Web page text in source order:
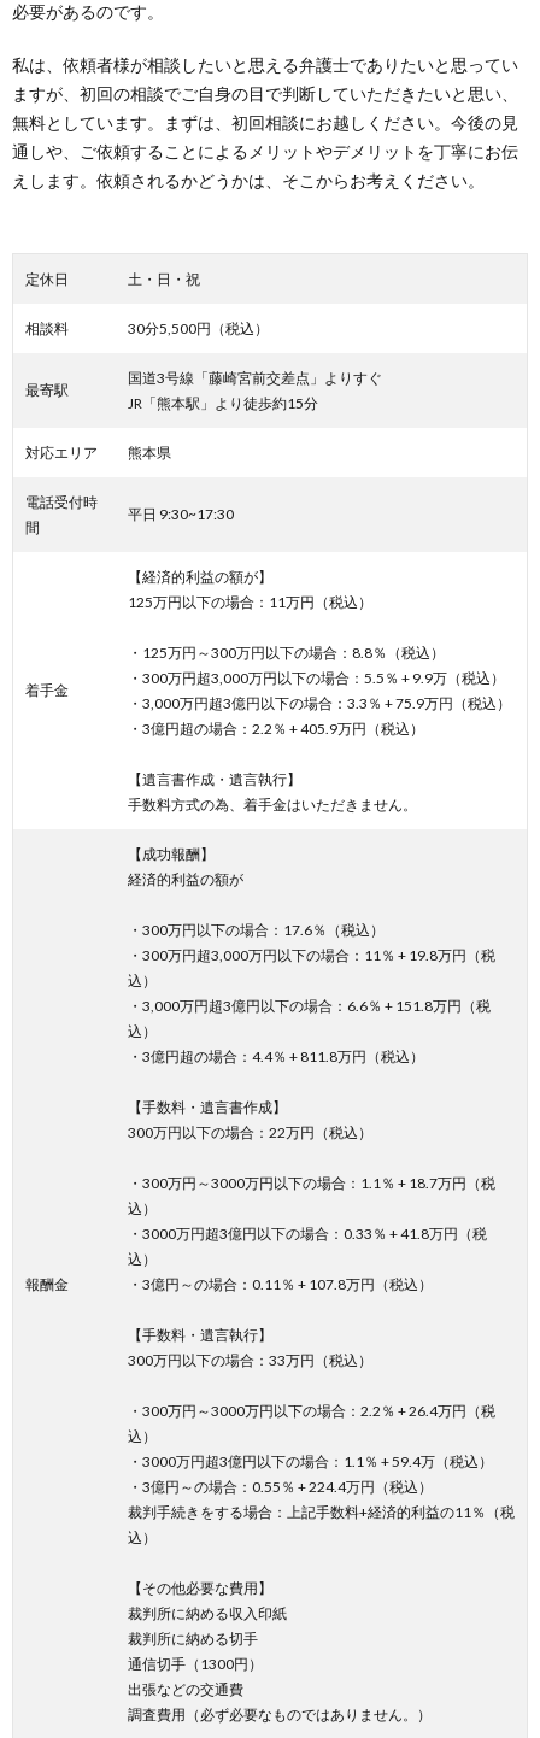
必要があるのです。
私は、依頼者様が相談したいと思える弁護士でありたいと思ってい
ますが、初回の相談でご自身の目で判断していただきたいと思い、
無料としています。まずは、初回相談にお越しください。今後の見
通しや、ご依頼することによるメリットやデメリットを丁寧にお伝
えします。依頼されるかどうかは、そこからお考えください。
定休日 土・日・祝
相談料 30分5,500円（税込）
最寄駅
国道3号線「藤崎宮前交差点」よりすぐ
JR「熊本駅」より徒歩約15分
対応エリア 熊本県
電話受付時
間
平日 9:30~17:30
着手金
【経済的利益の額が】
125万円以下の場合：11万円（税込）
・125万円～300万円以下の場合：8.8％（税込）
・300万円超3,000万円以下の場合：5.5％ + 9.9万（税込）
・3,000万円超3億円以下の場合：3.3％ + 75.9万円（税込）
・3億円超の場合：2.2％ + 405.9万円（税込）
【遺言書作成・遺言執行】
手数料方式の為、着手金はいただきません。
報酬金
【成功報酬】
経済的利益の額が
・300万円以下の場合：17.6％（税込）
・300万円超3,000万円以下の場合：11％ + 19.8万円（税
込）
・3,000万円超3億円以下の場合：6.6％ + 151.8万円（税
込）
・3億円超の場合：4.4％ + 811.8万円（税込）
【手数料・遺言書作成】
300万円以下の場合：22万円（税込）
・300万円～3000万円以下の場合：1.1％ + 18.7万円（税
込）
・3000万円超3億円以下の場合：0.33％ + 41.8万円（税
込）
・3億円～の場合：0.11％ + 107.8万円（税込）
【手数料・遺言執行】
300万円以下の場合：33万円（税込）
・300万円～3000万円以下の場合：2.2％ + 26.4万円（税
込）
・3000万円超3億円以下の場合：1.1％ + 59.4万（税込）
・3億円～の場合：0.55％ + 224.4万円（税込）
裁判手続きをする場合：上記手数料+経済的利益の11％（税
込）
【その他必要な費用】
裁判所に納める収入印紙
裁判所に納める切手
通信切手（1300円）
出張などの交通費
調査費用（必ず必要なものではありません。）